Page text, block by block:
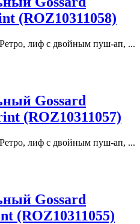
(ROZ10311058)
лиф с двойным пуш-ап, ...
Gossard
(ROZ10311057)
лиф с двойным пуш-ап, ...
Gossard
(ROZ10311055)